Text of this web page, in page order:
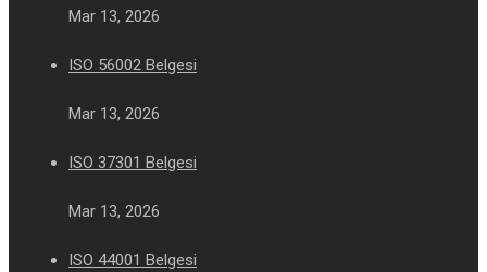
Mar 13, 2026
ISO 56002 Belgesi
Mar 13, 2026
ISO 37301 Belgesi
Mar 13, 2026
ISO 44001 Belgesi